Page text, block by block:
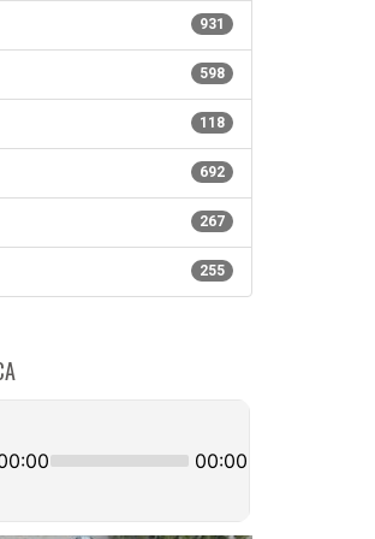
931
598
118
692
267
255